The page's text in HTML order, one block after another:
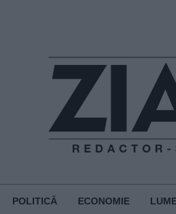
POLITICĂ ECONOMIE